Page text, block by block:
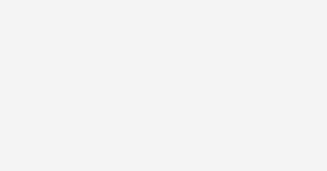
weiterhin negativer Werte eine leichte